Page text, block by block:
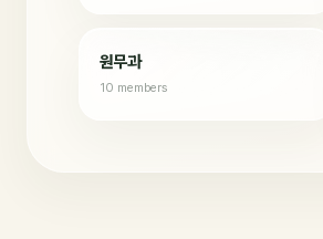
원무과
10 members